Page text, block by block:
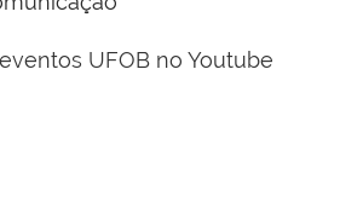
UFOB no Youtube